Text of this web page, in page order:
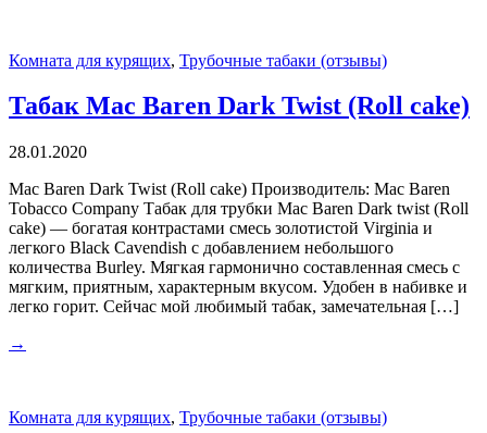
Комната для курящих, Трубочные табаки (отзывы)
Табак Mac Baren Dark Twist (Roll cake)
28.01.2020
Mac Baren Dark Twist (Roll cake) Производитель: Mac Baren
Tobacco Company Табак для трубки Mac Baren Dark twist (Roll
cake) — богатая контрастами смесь золотистой Virginia и
легкого Black Cavendish с добавлением небольшого
количества Burley. Мягкая гармонично составленная смесь с
мягким, приятным, характерным вкусом. Удобен в набивке и
легко горит. Сейчас мой любимый табак, замечательная […]
→
Комната для курящих, Трубочные табаки (отзывы)